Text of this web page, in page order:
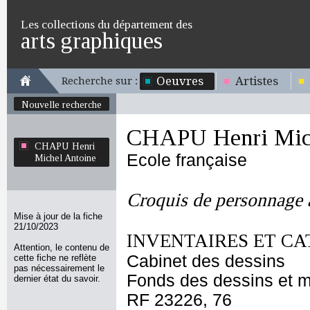
Les collections du département des
arts graphiques
Recherche sur : Oeuvres Artistes
Nouvelle recherche
CHAPU Henri
Michel Antoine
Mise à jour de la fiche
21/10/2023
Attention, le contenu de
cette fiche ne reflète
pas nécessairement le
dernier état du savoir.
CHAPU Henri
Ecole française
Croquis de personnage
INVENTAIRES ET
Cabinet des dessins
Fonds des dessins et
RF 23226, 76